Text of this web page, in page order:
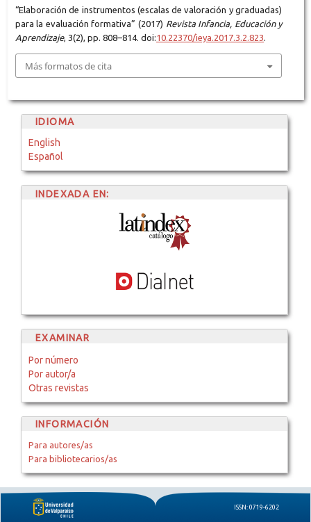
“Elaboración de instrumentos (escalas de valoración y graduadas)
para la evaluación formativa” (2017) Revista Infancia, Educación y
Aprendizaje, 3(2), pp. 808–814. doi:10.22370/ieya.2017.3.2.823.
Más formatos de cita
IDIOMA
English
Español
INDEXADA EN:
EXAMINAR
Por número
Por autor/a
Otras revistas
INFORMACIÓN
Para autores/as
Para bibliotecarios/as
ISSN: 0719-6202